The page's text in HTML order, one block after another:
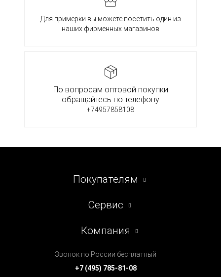
Для примерки вы можете посетить один из
наших фирменных магазинов
По вопросам оптовой покупки
обращайтесь по телефону
+74957858108
Покупателям
Сервис
Компания
Звонок по России бесплатный
+7 (495) 785-81-08